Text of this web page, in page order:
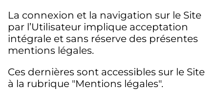
La connexion et la navigation sur le Site
par l’Utilisateur implique acceptation
intégrale et sans réserve des présentes
mentions légales.
Ces dernières sont accessibles sur le Site
à la rubrique "Mentions légales".